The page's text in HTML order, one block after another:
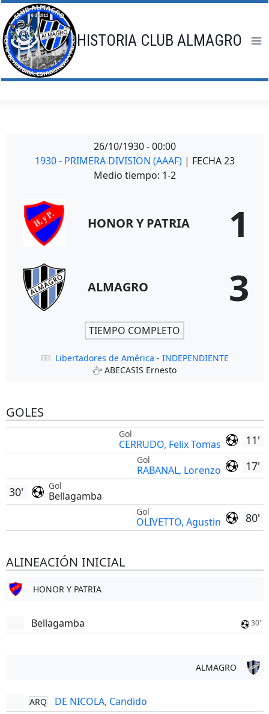
Saltar
al
contenido
HISTORIA CLUB ALMAGRO
26/10/1930 - 00:00
1930 - PRIMERA DIVISION (AAAF) | FECHA 23
Medio tiempo: 1-2
HONOR Y PATRIA 1
ALMAGRO 3
TIEMPO COMPLETO
Libertadores de América - INDEPENDIENTE
ABECASIS Ernesto
GOLES
11'
Gol
CERRUDO, Felix Tomas
17'
Gol
RABANAL, Lorenzo
Gol
Bellagamba
30'
80'
Gol
OLIVETTO, Agustin
ALINEACIÓN INICIAL
HONOR Y PATRIA
Bellagamba 30'
ALMAGRO
ARQ DE NICOLA, Candido